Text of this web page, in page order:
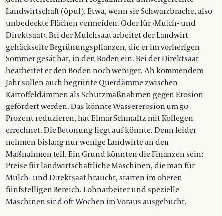
Landwirtschaft (öpul). Etwa, wenn sie Schwarzbrache, also
unbedeckte Flächen vermeiden. Oder für ›Mulch- und
Direktsaat‹. Bei der Mulchsaat arbeitet der Landwirt
gehäckselte Begrünungspflanzen, die er im vorherigen
Sommer gesät hat, in den Boden ein. Bei der Direktsaat
bearbeitet er den Boden noch weniger. Ab kommendem
Jahr sollen auch begrünte Querdämme zwischen
Kartoffeldämmen als Schutzmaßnahmen gegen Erosion
gefördert werden. Das könnte Wassererosion um 50
Prozent reduzieren, hat Elmar Schmaltz mit Kollegen
errechnet. Die Betonung liegt auf könnte. Denn leider
nehmen bislang nur wenige Landwirte an den
Maßnahmen teil. Ein Grund könnten die Finanzen sein:
Preise für landwirtschaftliche Maschinen, die man für
Mulch- und Direktsaat braucht, starten im oberen
fünfstelligen Bereich. Lohnarbeiter und spezielle
Maschinen sind oft Wochen im Voraus ausgebucht.